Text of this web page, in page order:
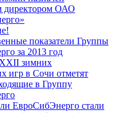
директором ОАО
показатели Группы
за 2013 год
XXII зимних
игр в Сочи отметят
в Группу
ЕвроСибЭнерго стали